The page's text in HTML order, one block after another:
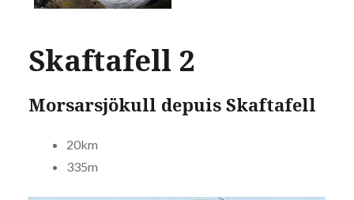
Skaftafell 2
Morsarsjökull depuis Skaftafell
20km
335m